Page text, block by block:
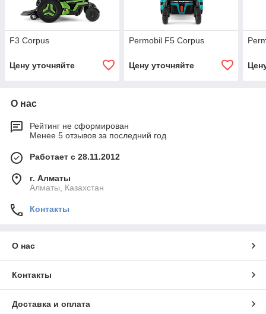
F3 Corpus
Цену уточняйте
Permobil F5 Corpus
Цену уточняйте
О нас
Рейтинг не сформирован
Менее 5 отзывов за последний год
Работает с 28.11.2012
г. Алматы
Алматы, Казахстан
Контакты
О нас
Контакты
Доставка и оплата